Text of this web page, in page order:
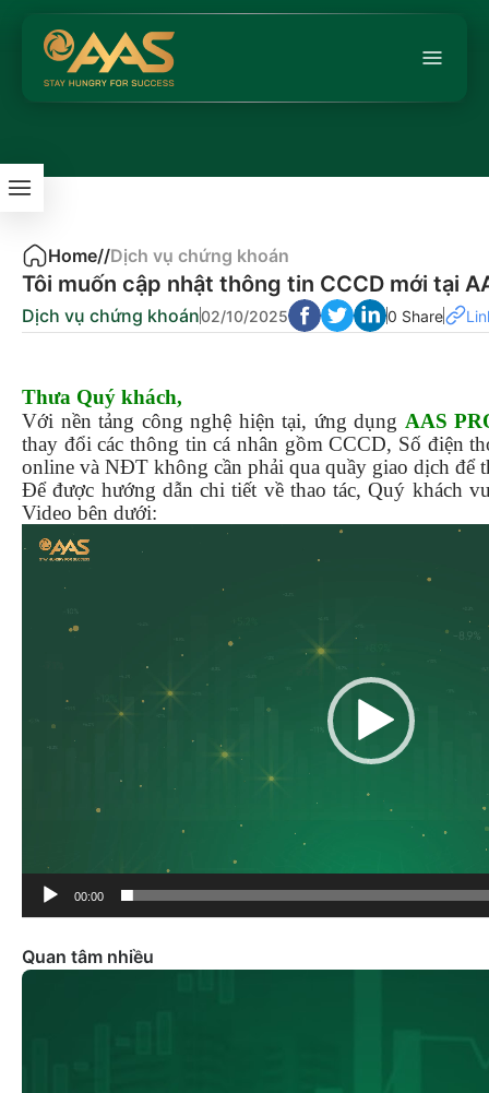
Home//Dịch vụ chứng khoán
Tôi muốn cập nhật thông tin CCCD mới tại
Dịch vụ chứng khoán02/10/2025 0 Share
Thưa Quý khách,
Với nền tảng công nghệ hiện tại, ứng dụng AAS
thay đổi các thông tin cá nhân gồm CCCD, Số điện
online và NĐT không cần phải qua quầy giao dịch để
Để được hướng dẫn chi tiết về thao tác, Quý khách
Video bên dưới:
Trình
chơi
00:00
Quan tâm nhiều